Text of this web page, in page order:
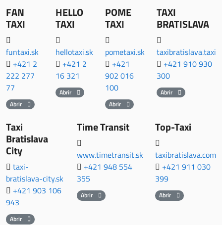
FAN
TAXI
funtaxi.sk
+421 2
222 277
77
Abrir
HELLO
TAXI
hellotaxi.sk
+421 2
16 321
Abrir
POME
TAXI
pometaxi.sk
+421
902 016
100
Abrir
TAXI
BRATISLAVA
taxibratislava.taxi
+421 910 930
300
Abrir
Taxi
Bratislava
City
taxi-
bratislava-city.sk
+421 903 106
943
Abrir
Time Transit
www.timetransit.sk
+421 948 554
355
Abrir
Top-Taxi
taxibratislava.com
+421 911 030
399
Abrir